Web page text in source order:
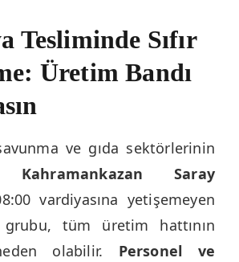
Tesliminde Sıfır
Üretim Bandı
ve gıda sektörlerinin
Kahramankazan Saray
vardiyasına yetişemeyen
tüm üretim hattının
olabilir. Personel ve